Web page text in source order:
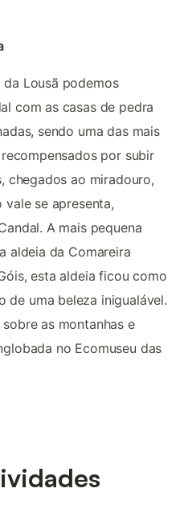
Lousã podemos
com as casas de pedra
sendo uma das mais
por subir
chegados ao miradouro,
se apresenta,
A mais pequena
aldeia da Comareira
esta aldeia ficou como
de uma beleza inigualável.
as montanhas e
no Ecomuseu das